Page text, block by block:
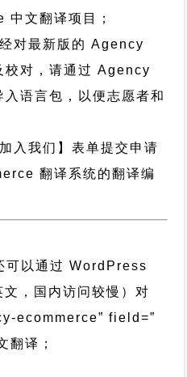
文翻译项目；
对最新版的 Agency
对，请通过 Agency
语言包，以便志愿者和
入我们】表单提交申请
翻译系统的翻译编
可以通过WordPress
，国内访问较慢）对
ecommerce” field=”
翻译；